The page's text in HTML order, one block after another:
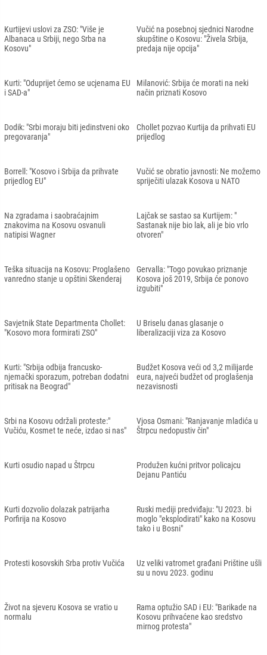
Kurtijevi uslovi za ZSO: "Više je
Albanaca u Srbiji, nego Srba na
Kosovu"
Vučić na posebnoj sjednici Narodne
skupštine o Kosovu: "Živela Srbija,
predaja nije opcija"
Kurti: "Oduprijet ćemo se ucjenama EU
i SAD-a"
Milanović: Srbija će morati na neki
način priznati Kosovo
Dodik: "Srbi moraju biti jedinstveni oko
pregovaranja"
Chollet pozvao Kurtija da prihvati EU
prijedlog
Borrell: "Kosovo i Srbija da prihvate
prijedlog EU"
Vučić se obratio javnosti: Ne možemo
spriječiti ulazak Kosova u NATO
Na zgradama i saobraćajnim
znakovima na Kosovu osvanuli
natipisi Wagner
Lajčak se sastao sa Kurtijem: "
Sastanak nije bio lak, ali je bio vrlo
otvoren"
Teška situacija na Kosovu: Proglašeno
vanredno stanje u opštini Skenderaj
Gervalla: "Togo povukao priznanje
Kosova još 2019, Srbija će ponovo
izgubiti"
Savjetnik State Departmenta Chollet:
"Kosovo mora formirati ZSO"
U Briselu danas glasanje o
liberalizaciji viza za Kosovo
Kurti: "Srbija odbija francusko-
njemački sporazum, potreban dodatni
pritisak na Beograd"
Budžet Kosova veći od 3,2 milijarde
eura, najveći budžet od proglašenja
nezavisnosti
Srbi na Kosovu održali proteste:"
Vučiću, Kosmet te neće, izdao si nas"
Vjosa Osmani: "Ranjavanje mladića u
Štrpcu nedopustiv čin"
Kurti osudio napad u Štrpcu
Produžen kućni pritvor policajcu
Dejanu Pantiću
Kurti dozvolio dolazak patrijarha
Porfirija na Kosovo
Ruski mediji predviđaju: "U 2023. bi
moglo "eksplodirati" kako na Kosovu
tako i u Bosni"
Protesti kosovskih Srba protiv Vučića
Uz veliki vatromet građani Prištine ušli
su u novu 2023. godinu
Život na sjeveru Kosova se vratio u
normalu
Rama optužio SAD i EU: "Barikade na
Kosovu prihvaćene kao sredstvo
mirnog protesta"